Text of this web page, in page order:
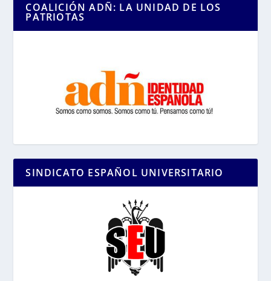
COALICIÓN ADÑ: LA UNIDAD DE LOS
PATRIOTAS
SINDICATO ESPAÑOL UNIVERSITARIO